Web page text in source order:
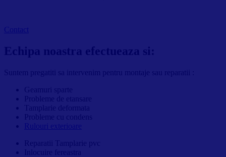
Contact
Echipa noastra efectueaza si:
Suntem pregatiti sa intervenim pentru montaje sau reparatii :
Geamuri sparte
Probleme de etansare
Tamplarie deformata
Probleme cu condens
Rulouri exterioare
Reparatii Tamplarie pvc
Inlocuire fereastra